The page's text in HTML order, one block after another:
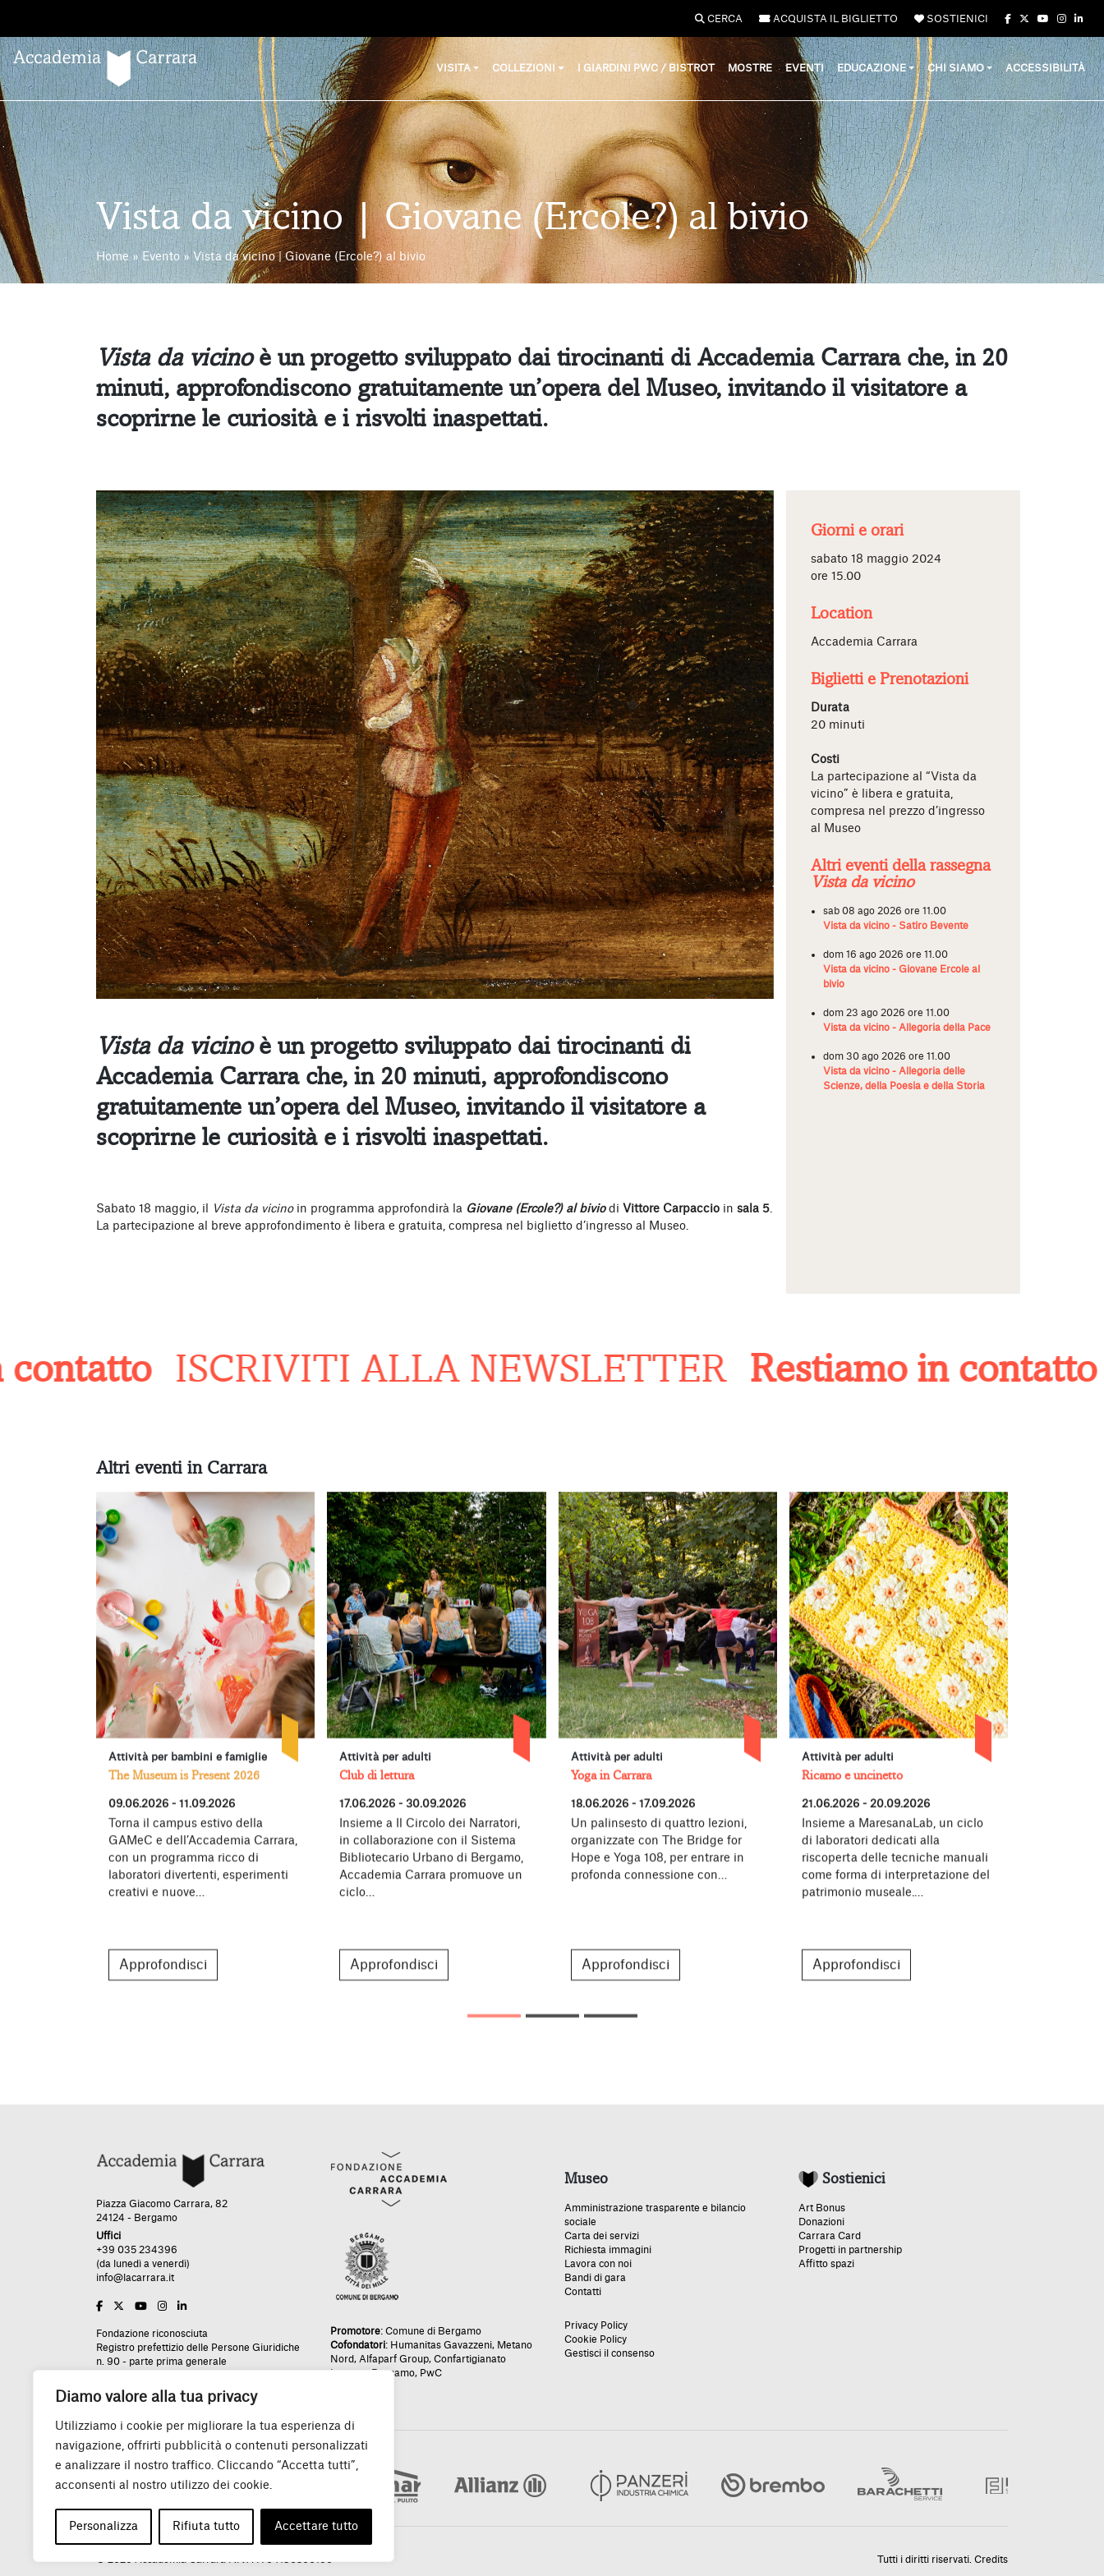
Diamo valore alla tua privacy
Utilizziamo i cookie per migliorare la tua esperienza di
navigazione, offrirti pubblicità o contenuti personalizzati
e analizzare il nostro traffico. Cliccando “Accetta tutti”,
acconsenti al nostro utilizzo dei cookie.
Personalizza Rifiuta tutto Accettare tutto
contenuto
CERCA ACQUISTA IL BIGLIETTO SOSTIENICI
VISITA COLLEZIONI I GIARDINI PWC / BISTROT MOSTRE EVENTI EDUCAZIONE CHI SIAMO ACCESSIBILITÀ
Vista da vicino | Giovane (Ercole?) al bivio
Home »Evento» Vista da vicino | Giovane (Ercole?) al bivio
Vista da vicinoè un progetto sviluppato dai tirocinanti di Accademia Carrara che, in 20
minuti, approfondiscono gratuitamente un’opera del Museo, invitando il visitatore a
scoprirne le curiosità e i risvolti inaspettati.
Vista da vicinoè un progetto sviluppato dai tirocinanti di
Accademia Carrara che, in 20 minuti, approfondiscono
gratuitamente un’opera del Museo, invitando il visitatore a
scoprirne le curiosità e i risvolti inaspettati.
Sabato 18 maggio, il Vista da vicinoin programma approfondirà la Giovane (Ercole?) al bivio di Vittore Carpaccio in sala 5
La partecipazione al breve approfondimento è libera e gratuita, compresa nel biglietto d’ingresso al Museo.
Giorni e orari
sabato 18 maggio 2024
ore 15.00
Location
Accademia Carrara
Biglietti e Prenotazioni
Durata
20 minuti
Costi
La partecipazione al “Vista da
vicino” è libera e gratuita,
compresa nel prezzo d’ingresso
al Museo
Altri eventi della rassegna
Vista da vicino
sab 08 ago 2026 ore 11.00
Vista da vicino - Satiro Bevente
dom 16 ago 2026 ore 11.00
Vista da vicino - Giovane Ercole al
bivio
dom 23 ago 2026 ore 11.00
Vista da vicino - Allegoria della Pace
dom 30 ago 2026 ore 11.00
Vista da vicino - Allegoria delle
Scienze, della Poesia e della Storia
ISCRIVITI ALLA NEWSLETTER Restiamo in contatto
Altri eventi in Carrara
Attività per bambini e famiglie
The Museum is Present 2026
09.06.2026 - 11.09.2026
Torna il campus estivo della
GAMeC e dell’Accademia Carrara,
con un programma ricco di
laboratori divertenti, esperimenti
creativi e nuove…
Approfondisci
Attività per adulti
Club di lettura
17.06.2026 - 30.09.2026
Insieme a Il Circolo dei Narratori,
in collaborazione con il Sistema
Bibliotecario Urbano di Bergamo,
Accademia Carrara promuove un
ciclo…
Approfondisci
Attività per adulti
Yoga in Carrara
18.06.2026 - 17.09.2026
Un palinsesto di quattro lezioni,
organizzate con The Bridge for
Hope e Yoga 108, per entrare in
profonda connessione con…
Approfondisci
Attività per adulti
Ricamo e uncinetto
21.06.2026 - 20.09.2026
Insieme a MaresanaLab, un ciclo
di laboratori dedicati alla
riscoperta delle tecniche manuali
come forma di interpretazione del
patrimonio museale.…
Approfondisci
Piazza Giacomo Carrara, 82
24124 - Bergamo
Uffici
+39 035 234396
(da lunedì a venerdì)
info@lacarrara.it
Fondazione riconosciuta
Registro prefettizio delle Persone Giuridiche
n. 90 - parte prima generale
Rea BG - 436089
Promotore: Comune di Bergamo
Cofondatori: Humanitas Gavazzeni, Metano
Nord, Alfaparf Group, Confartigianato
Imprese Bergamo, PwC
Museo
Amministrazione trasparente e bilancio
sociale
Carta dei servizi
Richiesta immagini
Lavora con noi
Bandi di gara
Contatti
Privacy Policy
Cookie Policy
Gestisci il consenso
Sostienici
Art Bonus
Donazioni
Carrara Card
Progetti in partnership
Affitto spazi
Un grazie speciale:
Tutti i diritti riservati. Credits